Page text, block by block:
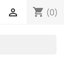
shopping_cart (0)
